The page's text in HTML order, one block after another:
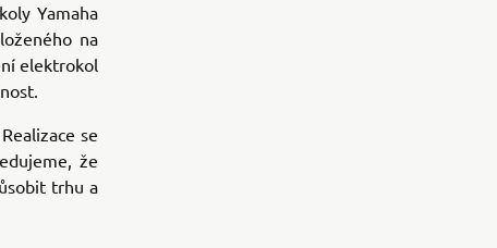
Yamaha
na
elektrokol
se
že
trhu a